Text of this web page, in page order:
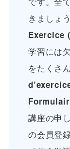
きましょう
Exercice
学習には
をたくさ
講座の申
の会員登